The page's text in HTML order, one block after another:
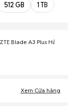
512 GB 1 TB
ZTE Blade A3 Plus Hải
Xem Cửa hàng